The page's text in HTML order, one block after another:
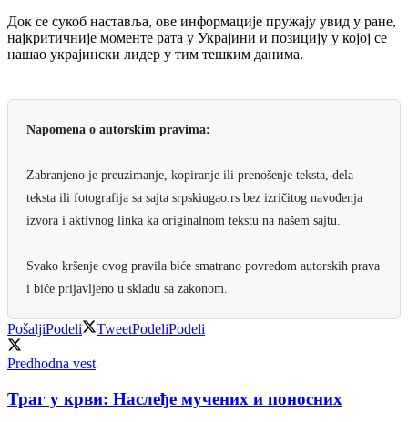
Док се сукоб наставља, ове информације пружају увид у ране,
најкритичније моменте рата у Украјини и позицију у којој се
нашао украјински лидер у тим тешким данима.
Napomena o autorskim pravima:
Zabranjeno je preuzimanje, kopiranje ili prenošenje teksta, dela
teksta ili fotografija sa sajta srpskiugao.rs bez izričitog navođenja
izvora i aktivnog linka ka originalnom tekstu na našem sajtu.
Svako kršenje ovog pravila biće smatrano povredom autorskih prava
i biće prijavljeno u skladu sa zakonom.
PošaljiPodeli TweetPodeliPodeli
Predhodna vest
Траг у крви: Наслеђе мучених и поносних